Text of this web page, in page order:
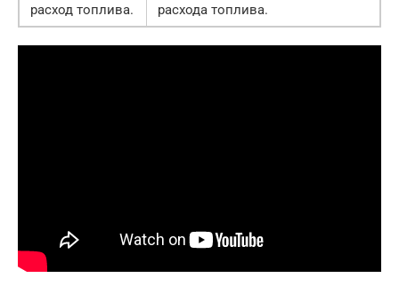
расход топлива.
расхода топлива.